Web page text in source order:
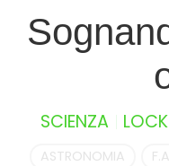
SCIENZA LOCK
ASTRONOMIA